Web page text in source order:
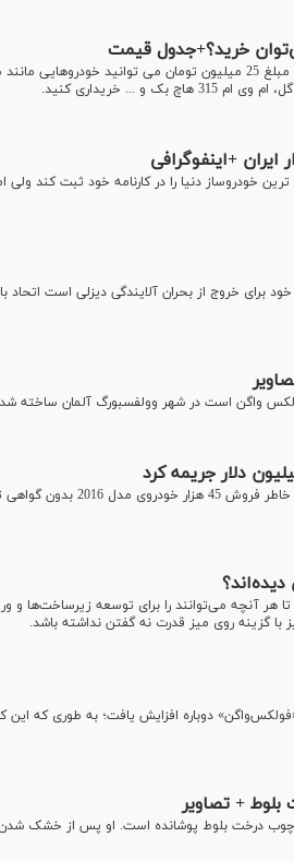
+اینفوگرافی
خودروساز دنیا را در کارنامه خود ثبت کند ولی
برای خروج از بحران آلایندگی دیزلی است اتحاد
واگن است در شهر وولفسبورگ آلمان ساخته
دادستانی فدرال مکزیک شرکت فولکس
هر آنچه می‌توانند را برای توسعه زیرساخت‌ها و
با گزینه روی میز قدرت نه گفتن نداشته باشد.
دوباره افزایش یافت؛ به طوری که این
+ تصاویر
واگن خود را با 50 هزار قطعه چوب درخت بلوط پوشانده است. او